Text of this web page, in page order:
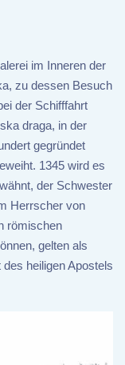
im Inneren der
zu dessen Besuch
der Schifffahrt
draga, in der
gegründet
1345 wird es
der Schwester
Herrscher von
römischen
gelten als
heiligen Apostels